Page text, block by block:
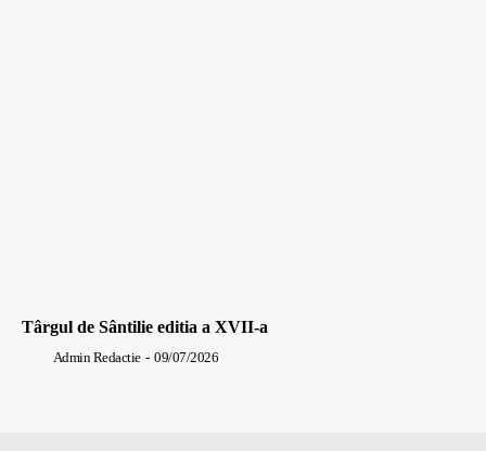
Târgul de Sântilie editia a XVII-a
Admin Redactie - 09/07/2026